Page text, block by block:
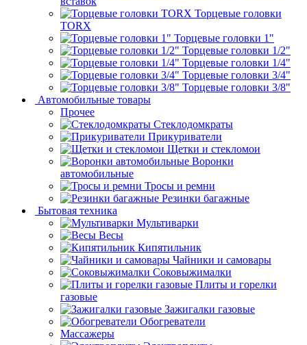
Торцевые головки
TORX
Торцевые головки 1"
Торцевые головки 1/2"
Торцевые головки 1/4"
Торцевые головки 3/4"
Торцевые головки 3/8"
Автомобильные товары
Прочее
Стеклодомкраты
Прикуриватели
Щетки и стекломои
Воронки
автомобильные
Тросы и ремни
Резинки багажные
Бытовая техника
Мультиварки
Весы
Кипятильник
Чайники и самовары
Соковыжималки
Плиты и горелки
газовые
Зажигалки газовые
Обогреватели
Массажеры